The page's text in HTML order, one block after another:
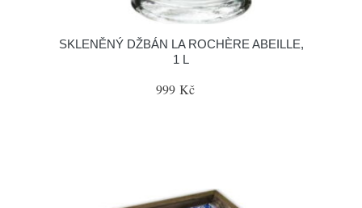
SKLENĚNÝ DŽBÁN LA ROCHÈRE ABEILLE,
1 L
999 Kč